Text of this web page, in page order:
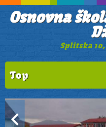
Osnovna
Splitska
Top